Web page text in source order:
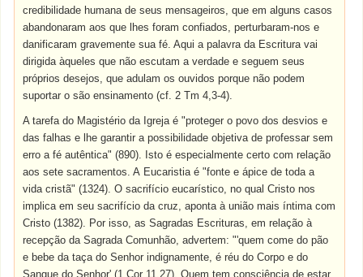
credibilidade humana de seus mensageiros, que em alguns casos
abandonaram aos que lhes foram confiados, perturbaram-nos e
danificaram gravemente sua fé. Aqui a palavra da Escritura vai
dirigida àqueles que não escutam a verdade e seguem seus
próprios desejos, que adulam os ouvidos porque não podem
suportar o são ensinamento (cf. 2 Tm 4,3-4).
A tarefa do Magistério da Igreja é "proteger o povo dos desvios e
das falhas e lhe garantir a possibilidade objetiva de professar sem
erro a fé autêntica" (890). Isto é especialmente certo com relação
aos sete sacramentos. A Eucaristiaé "fonte e ápice de toda a
vida cristã" (1324). O sacrifício eucarístico, no qual Cristo nos
implica em seu sacrifício da cruz, aponta à união mais íntima com
Cristo (1382). Por isso, as Sagradas Escrituras, em relação à
recepção da Sagrada Comunhão, advertem: "'quem come do pão
e bebe da taça do Senhor indignamente, é réu do Corpo e do
Sangue do Senhor' (1 Cor 11,27). Quem tem consciência de estar